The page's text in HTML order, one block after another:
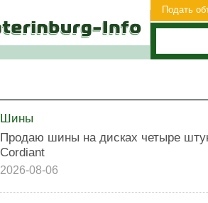
Подать
Шины
Продаю шины на дисках четыре
Cordiant
2026-08-06